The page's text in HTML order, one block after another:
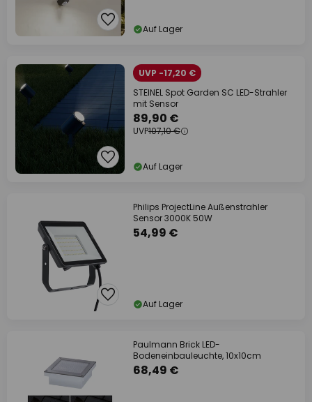
Auf Lager
UVP -17,20 €
STEINEL Spot Garden SC LED-Strahler
mit Sensor
89,90 €
UVP107,10 €
Auf Lager
Philips ProjectLine Außenstrahler
Sensor 3000K 50W
54,99 €
Auf Lager
Paulmann Brick LED-
Bodeneinbauleuchte, 10x10cm
68,49 €